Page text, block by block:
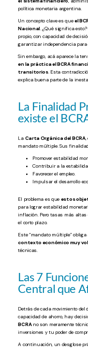
política monetaria argentina.
Un concepto clave es queel
Nacional . ¿Qué significa
propio, con capacidad de
garantizar independencia para
Sin embargo, acá aparece la
en la práctica el BCRA
transitorios. Esta
explica buena parte de la
La Finalidad
existe el
La Carta Orgánica del BCRA,
mandato múltiple. Sus
Promover estabilidad
Contribuir a la
Favorecer el empleo.
Impulsar el desarrollo
El problema es que estos
para lograr estabilidad
inflación. Pero tasas más altas
el corto plazo.
Este “mandato múltiple” obliga
contexto económico muy
técnicas.
Las 7
Central que
Detrás de cada movimiento
capacidad de ahorro, hay
BCRAno son meramente
inversiones y tu poder de
A continuación, un desglose